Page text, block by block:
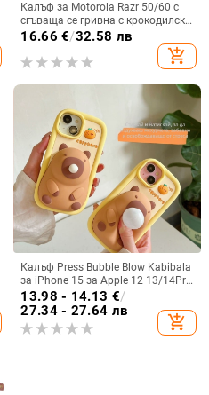
Калъф за Motorola Razr 50/60 с
сгъваща се гривна с крокодилски
релеф
16.66 €/32.58 лв
add_shopping_cart
Калъф Press Bubble Blow Kabibala
за iPhone 15 за Apple 12 13/14Pro
Max, устойчив на изпускане 11
13.98 - 14.13 €/
27.34 - 27.64 лв
add_shopping_cart